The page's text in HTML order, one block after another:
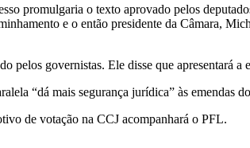
promulgaria o texto aprovado pelos
e o então presidente da Câmara,
pelos governistas. Ele disse que apresentará a
“dá mais segurança jurídica” às emendas
de votação na CCJ acompanhará o PFL.